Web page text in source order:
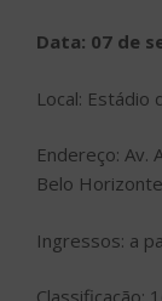
Data: 07 de
Local: Estádio
Endereço: Av.
Belo
Ingressos: a